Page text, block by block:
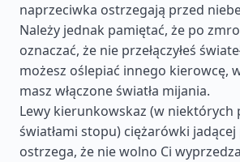
naprzeciwka ostrzegają przed
Należy jednak pamiętać, że po
oznaczać, że nie przełączyłeś
możesz oślepiać innego kierowcę,
masz włączone światła mijania.
Lewy kierunkowskaz (w niektórych
światłami stopu) ciężarówki jadącej
ostrzega, że nie wolno Ci